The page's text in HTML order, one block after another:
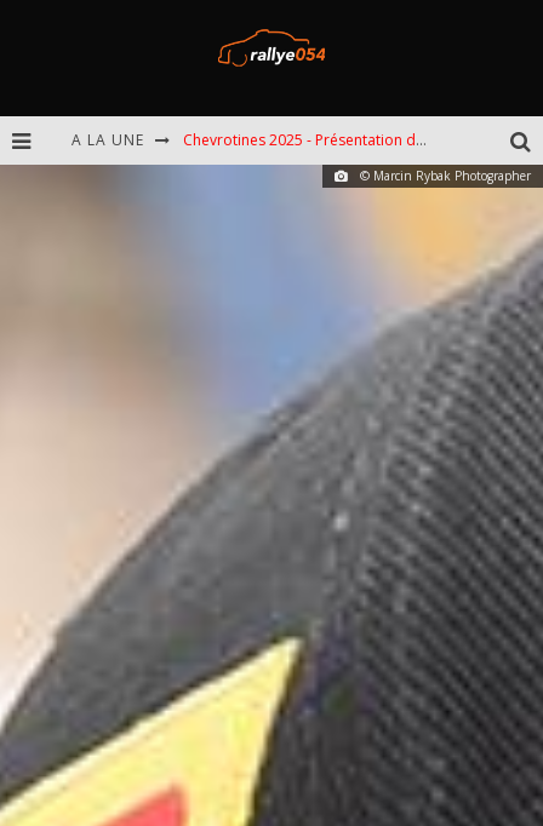
A LA UNE Chevrotines 2025 - Présentation de l'épreuve
EBR 2025 - Présentation de l'épreuve
© Marcin Rybak Photographer